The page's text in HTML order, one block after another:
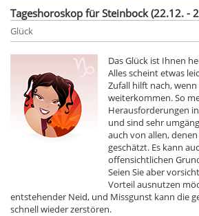
Tageshoroskop für Steinbock (22.12. -
Glück
Das Glück ist Ihnen
Alles scheint etwas
Zufall hilft nach,
weiterkommen. So
Herausforderungen
und sind sehr
auch von allen,
geschätzt. Es kann
offensichtlichen
Seien Sie aber
Vorteil ausnutzen
entstehender Neid, und Missgunst kann die
schnell wieder zerstören.